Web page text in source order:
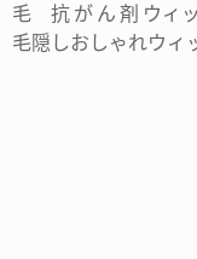
毛 抗 が ん 剤 ウィ
毛隠しおしゃれウィ